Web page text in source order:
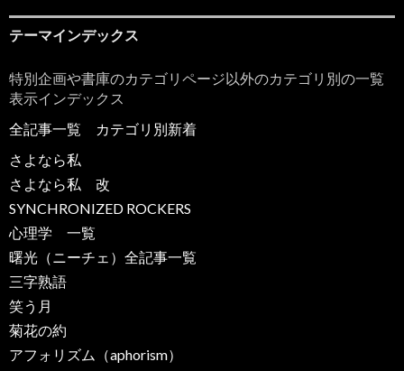
テーマインデックス
特別企画や書庫のカテゴリページ以外のカテゴリ別の一覧
表示インデックス
全記事一覧
カテゴリ別新着
さよなら私
さよなら私 改
SYNCHRONIZED ROCKERS
心理学 一覧
曙光（ニーチェ）全記事一覧
三字熟語
笑う月
菊花の約
アフォリズム（aphorism）